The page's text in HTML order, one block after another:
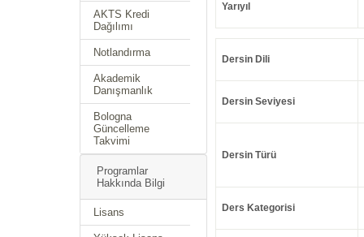
AKTS Kredi
Dağılımı
Notlandırma
Akademik
Danışmanlık
Bologna
Güncelleme
Takvimi
Programlar
Hakkında Bilgi
Lisans
Yarıyıl
Dersin Dili
Dersin Seviyesi
Dersin Türü
Ders Kategorisi